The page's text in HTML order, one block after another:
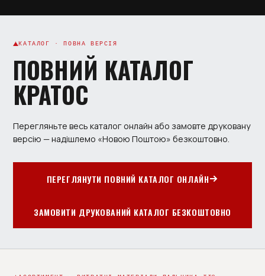
КАТАЛОГ · ПОВНА ВЕРСІЯ
ПОВНИЙ КАТАЛОГ
КРАТОС
Перегляньте весь каталог онлайн або замовте друковану
версію — надішлемо «Новою Поштою» безкоштовно.
ПЕРЕГЛЯНУТИ ПОВНИЙ КАТАЛОГ ОНЛАЙН
ЗАМОВИТИ ДРУКОВАНИЙ КАТАЛОГ БЕЗКОШТОВНО